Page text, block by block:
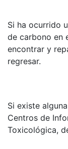
Si ha ocurrido
de carbono en
encontrar y
regresar.
Si existe
Centros de
Toxicológica,